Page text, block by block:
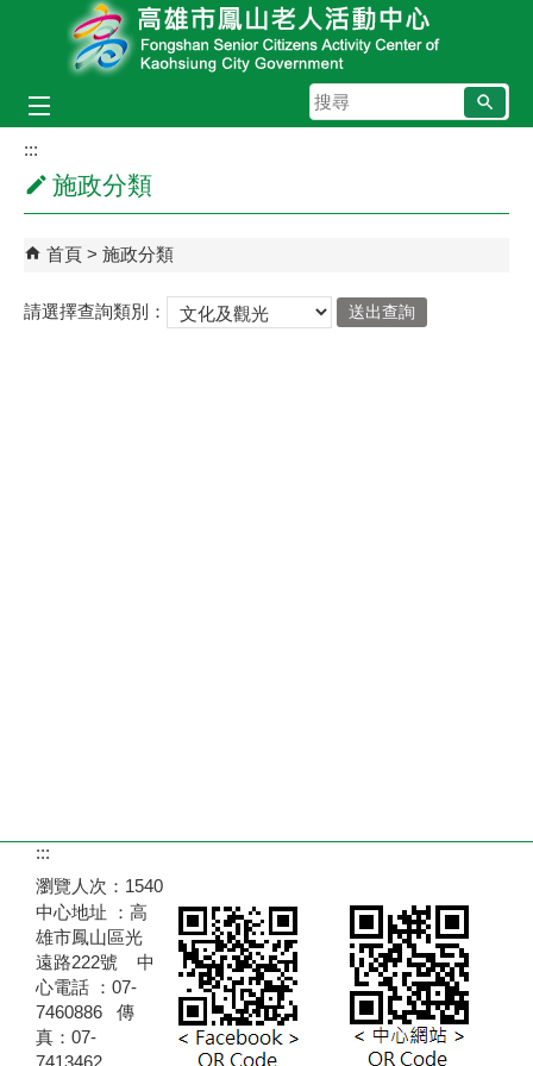
跳到主要內容區塊
搜
尋
:::
施政分類
首頁 施政分類
請選擇查詢類別：
:::
瀏覽人次： 1540
中心地址 ：高
雄市鳳山區光
遠路222號 中
心電話 ：07-
7460886 傳
真：07-
7413462